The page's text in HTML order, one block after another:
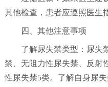
其他检查，患者应遵照医生
四、其他注意事项
了解尿失禁类型：尿失
禁、无阻力性尿失禁、反射
性尿失禁5类。了解自身尿